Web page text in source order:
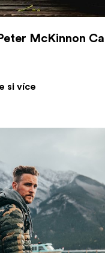
McKinnon
si více